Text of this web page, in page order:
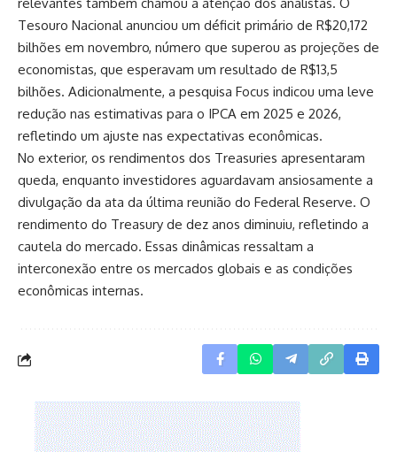
Tesouro Nacional anunciou um déficit primário de R$20,172
bilhões em novembro, número que superou as projeções de
economistas, que esperavam um resultado de R$13,5
bilhões. Adicionalmente, a pesquisa Focus indicou uma leve
redução nas estimativas para o IPCA em 2025 e 2026,
refletindo um ajuste nas expectativas econômicas.
No exterior, os rendimentos dos Treasuries apresentaram
queda, enquanto investidores aguardavam ansiosamente a
divulgação da ata da última reunião do Federal Reserve. O
rendimento do Treasury de dez anos diminuiu, refletindo a
cautela do mercado. Essas dinâmicas ressaltam a
interconexão entre os mercados globais e as condições
econômicas internas.